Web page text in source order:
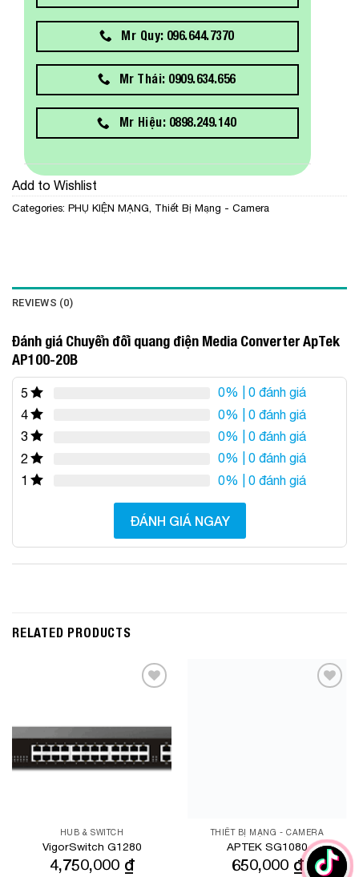
Mr Quy: 096.644.7370
Mr Thái: 0909.634.656
Mr Hiệu: 0898.249.140
Add to Wishlist
Categories: PHỤ KIỆN MẠNG Thiết Bị Mạng - Camera
REVIEWS (0)
Đánh giá Chuyển đổi quang điện Media Converter ApTek
AP100-20B
5 0% | 0 đánh giá
4
0% | 0 đánh giá
3
0% | 0 đánh giá
2
0% | 0 đánh giá
1
0% | 0 đánh giá
ĐÁNH GIÁ NGAY
RELATED PRODUCTS
HUB & SWITCH
VigorSwitch G1280
4,750,000 ₫
THIẾT BỊ MẠNG - CAMERA
APTEK SG1080
650,000 ₫